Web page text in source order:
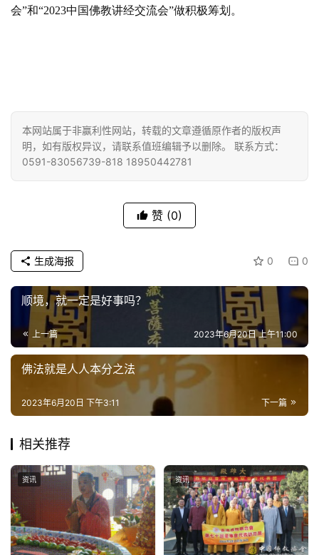
免
会”和“2023中国佛教讲经交流会”做积极筹划。
本网站属于非赢利性网站，转载的文章遵循原作者的版权声
明，如有版权异议，请联系值班编辑予以删除。 联系方式：
0591-83056739-818 18950442781
赞 (0)
0 0
生成海报
顺境，就一定是好事吗？
上一篇 2023年6月20日 上午11:00
佛法就是人人本分之法
下一篇
2023年6月20日 下午3:11
相关推荐
资讯 资讯